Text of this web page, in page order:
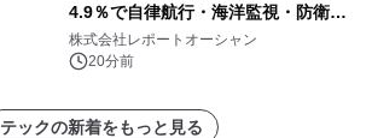
4.9％で自律航行・海洋監視・防衛用
途の導入が加速
株式会社レポートオーシャン
20分前
テックの新着をもっと見る